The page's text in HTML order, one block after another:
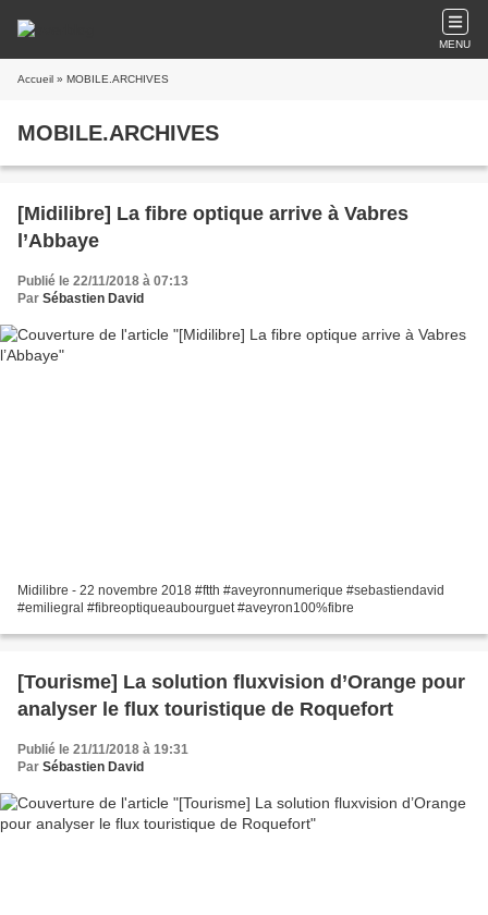
MENU
Accueil » MOBILE.ARCHIVES
MOBILE.ARCHIVES
[Midilibre] La fibre optique arrive à Vabres
l’Abbaye
Publié le 22/11/2018 à 07:13
Par Sébastien David
Midilibre - 22 novembre 2018 #ftth #aveyronnumerique #sebastiendavid
#emiliegral #fibreoptiqueaubourguet #aveyron100%fibre
[Tourisme] La solution fluxvision d’Orange pour
analyser le flux touristique de Roquefort
Publié le 21/11/2018 à 19:31
Par Sébastien David